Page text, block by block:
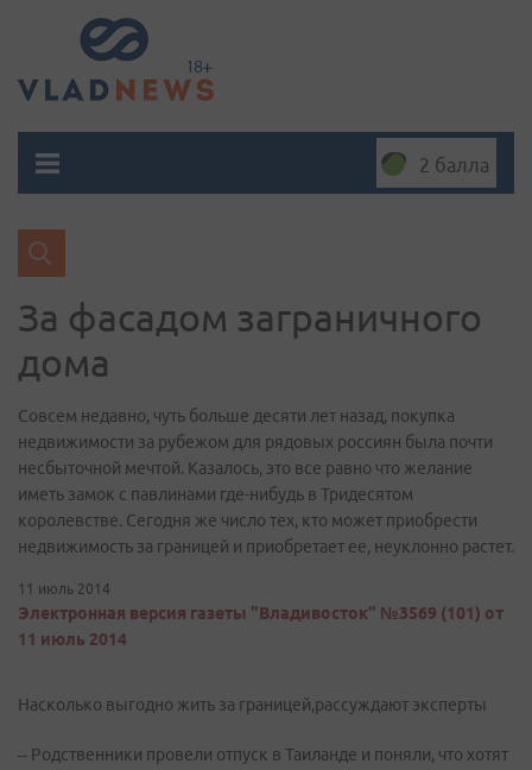
2 балла
За фасадом заграничного
дома
Совсем недавно, чуть больше десяти лет назад, покупка
недвижимости за рубежом для рядовых россиян была почти
несбыточной мечтой. Казалось, это все равно что желание
иметь замок с павлинами где-нибудь в Тридесятом
королевстве. Сегодня же число тех, кто может приобрести
недвижимость за границей и приобретает ее, неуклонно растет.
11 июль 2014
Электронная версия газеты "Владивосток" №3569 (101) от
11 июль 2014
Насколько выгодно жить за границей,рассуждают эксперты
– Родственники провели отпуск в Таиланде и поняли, что хотят